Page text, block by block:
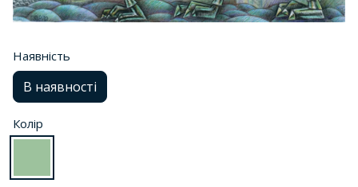
Наявність
В наявності
Колір